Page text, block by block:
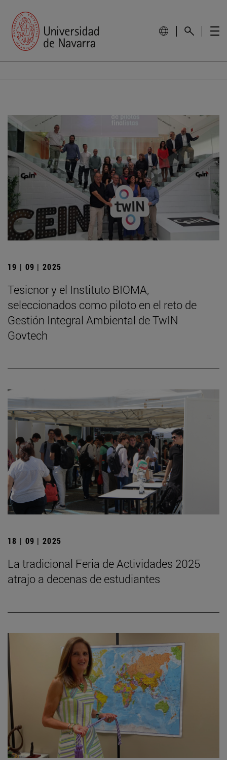
19 | 09 | 2025
Tesicnor y el Instituto BIOMA,
seleccionados como piloto en el reto de
Gestión Integral Ambiental de TwIN
Govtech
18 | 09 | 2025
La tradicional Feria de Actividades 2025
atrajo a decenas de estudiantes